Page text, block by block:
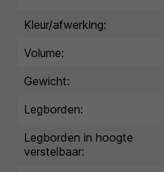
Kleur/afwerking:
Volume:
Gewicht:
Legborden:
Legborden in hoogte
verstelbaar: